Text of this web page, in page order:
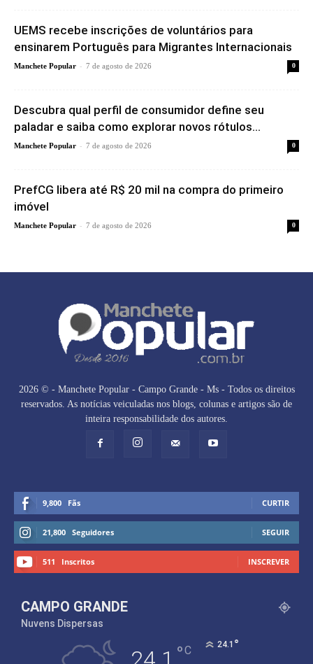
UEMS recebe inscrições de voluntários para
ensinarem Português para Migrantes Internacionais
Manchete Popular - 7 de agosto de 2026 0
Descubra qual perfil de consumidor define seu
paladar e saiba como explorar novos rótulos...
Manchete Popular - 7 de agosto de 2026 0
PrefCG libera até R$ 20 mil na compra do primeiro
imóvel
Manchete Popular - 7 de agosto de 2026 0
2026 © - Manchete Popular - Campo Grande - Ms - Todos os direitos
reservados. As notícias veiculadas nos blogs, colunas e artigos são de
inteira responsabilidade dos autores.
9,800 Fãs CURTIR
21,800 Seguidores SEGUIR
511 Inscritos INSCREVER
CAMPO GRANDE
Nuvens Dispersas
°C 24.1 °